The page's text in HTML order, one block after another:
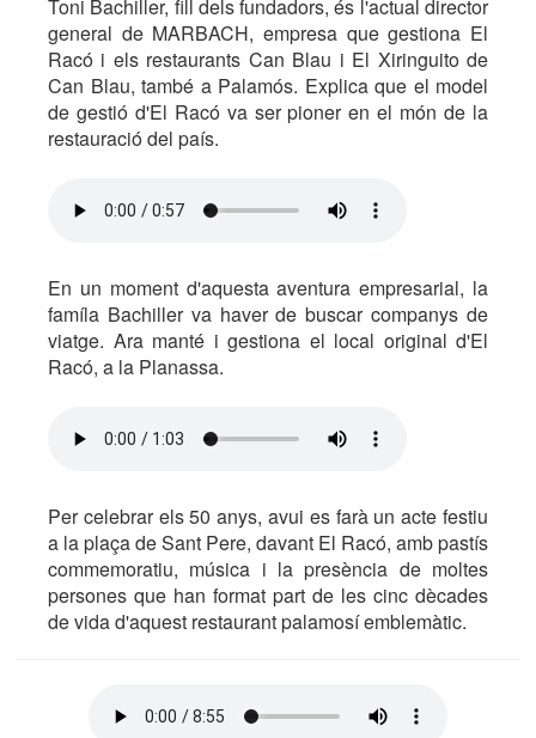
Toni Bachiller, fill dels fundadors, és l'actual director
general de MARBACH, empresa que gestiona El
Racó i els restaurants Can Blau i El Xiringuito de
Can Blau, també a Palamós. Explica que el model
de gestió d'El Racó va ser pioner en el món de la
restauració del país.
En un moment d'aquesta aventura empresarial, la
famíla Bachiller va haver de buscar companys de
viatge. Ara manté i gestiona el local original d'El
Racó, a la Planassa.
Per celebrar els 50 anys, avui es farà un acte festiu
a la plaça de Sant Pere, davant El Racó, amb pastís
commemoratiu, música i la presència de moltes
persones que han format part de les cinc dècades
de vida d'aquest restaurant palamosí emblemàtic.